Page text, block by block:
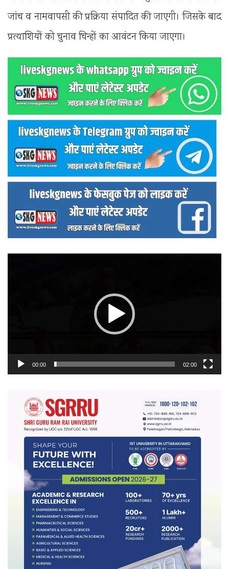
जांच व नामवापसी की प्रक्रिया संपादित की जाएगी। जिसके बाद
प्रत्याशियों को चुनाव चिन्हों का आवंटन किया जाएगा।
00:00 02:00